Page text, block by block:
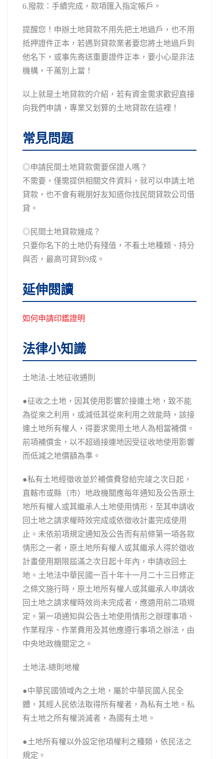
6.撥款：手續完成，款項匯入指定帳戶。
提醒您！申辦土地貸款不用先把土地過戶，也不用
抵押證件正本，若遇到貸款業者要您將土地過戶到
他名下，或事先寄送重要證件正本，要小心是非法
機構，千萬別上當！
以上就是土地貸款的介紹，若有資金需求歡迎直接
向我們申請，專業又划算的土地貸款在這裡！
常見問題
◎申請民間土地貸款需要保證人嗎？
不需要，僅需提供相關文件資料，就可以申請土地
貸款，也不會有親朋好友知道你找民間貸款公司借
貸。
◎民間土地貸款幾成？
只要你名下的土地仍有殘值，不看土地種類、持分
與否，最高可貸到9成。
延伸閱讀
如何申請印鑑證明
法律小知識
土地法-土地征收通則
●征收之土地，因其使用影響於接連土地，致不能
為從來之利用，或減低其從來利用之效能時，該接
連土地所有權人，得要求需用土地人為相當補償。
前項補償金，以不超過接連地因受征收地使用影響
而低減之地價額為準。
●私有土地經徵收並於補償費發給完竣之次日起，
直轄市或縣（市）地政機關應每年通知及公告原土
地所有權人或其繼承人土地使用情形，至其申請收
回土地之請求權時效完成或依徵收計畫完成使用
止。未依前項規定通知及公告而有前條第一項各款
情形之一者，原土地所有權人或其繼承人得於徵收
計畫使用期限屆滿之次日起十年內，申請收回土
地。土地法中華民國一百十年十一月二十三日修正
之條文施行時，原土地所有權人或其繼承人申請收
回土地之請求權時效尚未完成者，應適用前二項規
定。第一項通知與公告土地使用情形之辦理事項、
作業程序、作業費用及其他應遵行事項之辦法，由
中央地政機關定之。
土地法-總則地權
●中華民國領域內之土地，屬於中華民國人民全
體，其經人民依法取得所有權者，為私有土地。私
有土地之所有權消滅者，為國有土地。
●土地所有權以外設定他項權利之種類，依民法之
規定。